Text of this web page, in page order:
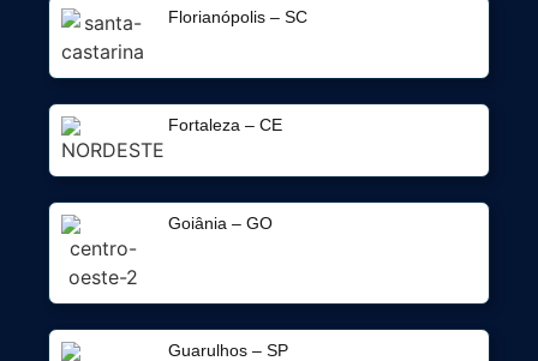
Florianópolis – SC
Fortaleza – CE
Goiânia – GO
Guarulhos – SP